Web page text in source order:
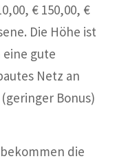
€ 150,00, €
Die Höhe ist
eine gute
Netz an
Bonus)
die